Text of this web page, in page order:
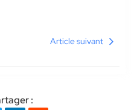
Article suivant
: